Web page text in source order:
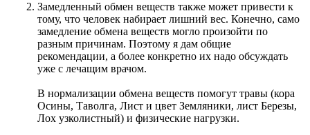
Замедленный обмен веществ также может привести к
тому, что человек набирает лишний вес. Конечно, само
замедление обмена веществ могло произойти по
разным причинам. Поэтому я дам общие
рекомендации, а более конкретно их надо обсуждать
уже с лечащим врачом.
В нормализации обмена веществ помогут травы (кора
Осины, Таволга, Лист и цвет Земляники, лист Березы,
Лох узколистный) и физические нагрузки.